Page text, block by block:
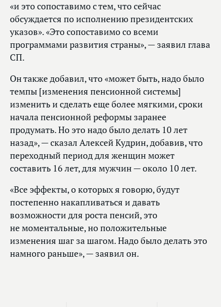
«и это сопоставимо с тем, что сейчас
обсуждается по исполнению президентских
указов». «Это сопоставимо со всеми
программами развития страны», — заявил глава
СП.
Он также добавил, что «может быть, надо было
темпы [изменения пенсионной системы]
изменить и сделать еще более мягкими, сроки
начала пенсионной реформы заранее
продумать. Но это надо было делать 10 лет
назад», — сказал Алексей Кудрин, добавив, что
переходный период для женщин может
составить 16 лет, для мужчин — около 10 лет.
«Все эффекты, о которых я говорю, будут
постепенно накапливаться и давать
возможности для роста пенсий, это
не моментальные, но положительные
изменения шаг за шагом. Надо было делать это
намного раньше», — заявил он.